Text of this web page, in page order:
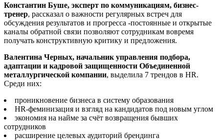
Константин Буше, эксперт по коммуникациям, бизнес-
тренер, рассказал о важности регулярных встреч для
обсуждения результатов и прогресса -постоянные и открытые
каналы обратной связи позволяют сотрудникам вовремя
получать конструктивную критику и предложения.
Валентина Черных, начальник управления подбора,
адаптации и кадровой защищенности Объединенной
металлургической компании, выделила 7 трендов в HR.
Среди них:
проникновение бизнеса в систему образования
HR-феминизация и взгляд на кандидатов под новым углом
экономия на найме за счёт возвращения бывших
сотрудников
расширение целевых аудиторий брендинга